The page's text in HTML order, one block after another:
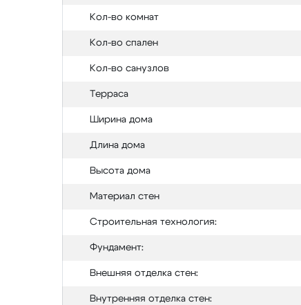
Кол-во комнат
Кол-во спален
Кол-во санузлов
Терраса
Ширина дома
Длина дома
Высота дома
Материал стен
Строительная технология:
Фундамент:
Внешняя отделка стен:
Внутренняя отделка стен: